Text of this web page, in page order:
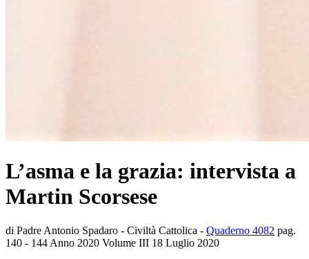
L’asma e la grazia: intervista a
Martin Scorsese
di Padre Antonio Spadaro - Civiltà Cattolica - Quaderno 4082 pag.
140 - 144 Anno 2020 Volume III 18 Luglio 2020